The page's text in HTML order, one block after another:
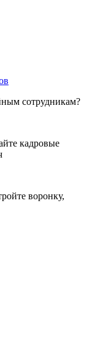
сотрудникам?
кадровые
воронку,